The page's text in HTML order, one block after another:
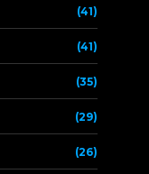
(41)
(41)
(35)
(29)
(26)